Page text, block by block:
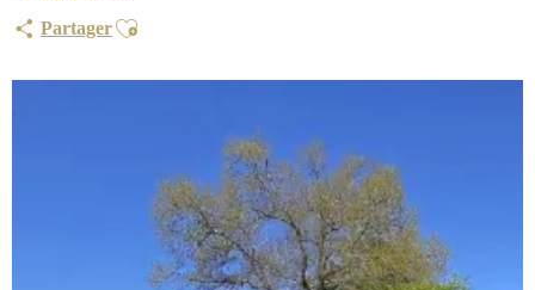
PartagerAjouter aux favoris